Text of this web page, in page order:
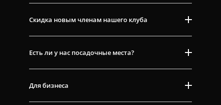
Скидка новым членам нашего клуба
Есть ли у нас посадочные места?
Для бизнеса